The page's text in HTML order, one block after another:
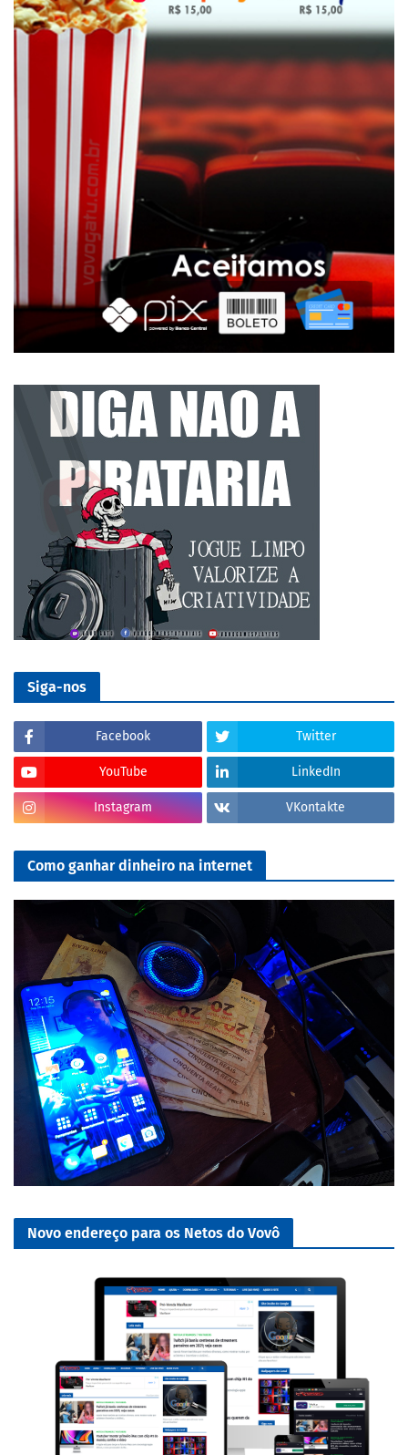
Siga-nos
Facebook Twitter
YouTube LinkedIn
Instagram VKontakte
Como ganhar dinheiro na internet
Novo endereço para os Netos do Vovô